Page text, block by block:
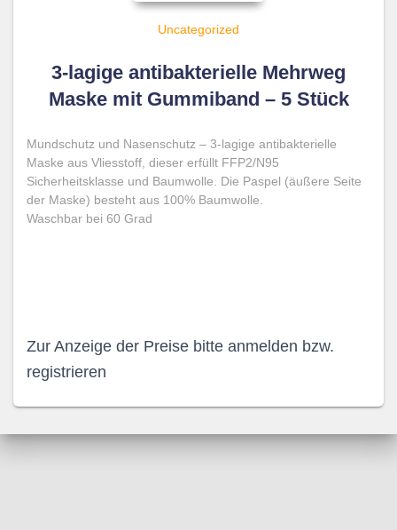
Uncategorized
3-lagige antibakterielle Mehrweg
Maske mit Gummiband – 5 Stück
Mundschutz und Nasenschutz – 3-lagige antibakterielle
Maske aus Vliesstoff, dieser erfüllt FFP2/N95
Sicherheitsklasse und Baumwolle. Die Paspel (äußere Seite
der Maske) besteht aus 100% Baumwolle.
Waschbar bei 60 Grad
Zur Anzeige der Preise bitte anmelden bzw.
registrieren